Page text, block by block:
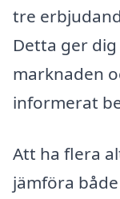
tre
Detta ger
marknaden
informerat
Att ha flera
jämföra